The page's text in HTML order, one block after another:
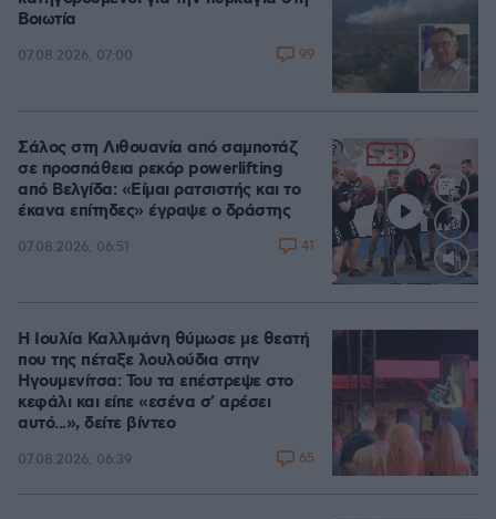
Βοιωτία
07.08.2026, 07:00 99
Loaded
Σάλος στη Λιθουανία από σαμποτάζ
σε προσπάθεια ρεκόρ powerlifting
από Βελγίδα: «Είμαι ρατσιστής και το
έκανα επίτηδες» έγραψε ο δράστης
07.08.2026, 06:51 41
Η Ιουλία Καλλιμάνη θύμωσε με θεατή
που της πέταξε λουλούδια στην
Ηγουμενίτσα: Του τα επέστρεψε στο
κεφάλι και είπε «εσένα σ' αρέσει
αυτό...», δείτε βίντεο
07.08.2026, 06:39 65